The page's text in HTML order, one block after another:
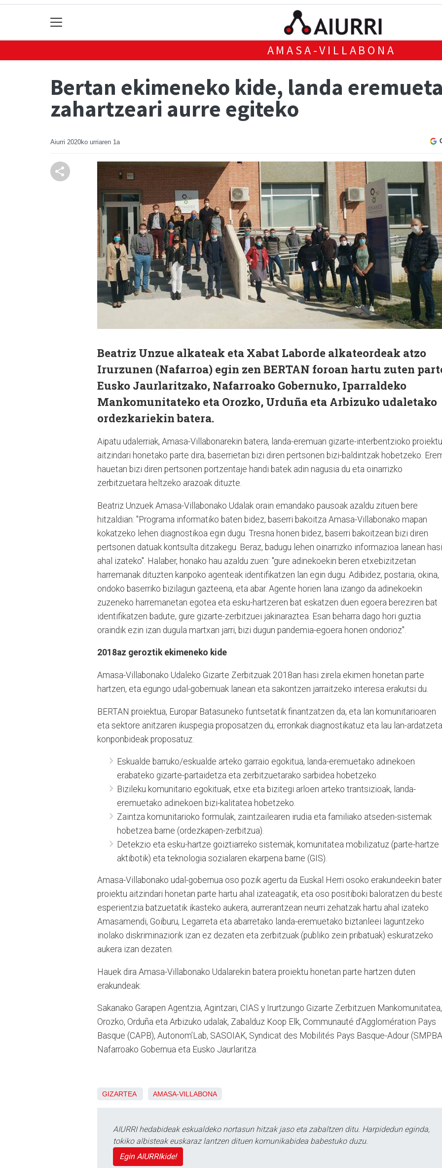
AMASA-VILLABONA
Bertan ekimeneko kide, landa
zahartzeari aurre egiteko
Aiurri 2020ko urriaren 1a
Beatriz Unzue alkateak eta Xabat Laborde alkateordeak atzo
Irurzunen (Nafarroa) egin zen BERTAN foroan hartu zuten
Eusko Jaurlaritzako, Nafarroako Gobernuko, Iparraldeko
Mankomunitateko eta Orozko, Urduña eta Arbizuko udaletako
ordezkariekin batera.
Aipatu udalerriak, Amasa-Villabonarekin batera, landa-eremuan gizarte-interbentzioko proiektu
aitzindari honetako parte dira, baserrietan bizi diren pertsonen bizi-baldintzak hobetzeko.
hauetan bizi diren pertsonen portzentaje handi batek adin nagusia du eta oinarrizko
zerbitzuetara heltzeko arazoak dituzte.
Beatriz Unzuek Amasa-Villabonako Udalak orain emandako pausoak azaldu zituen bere
hitzaldian: "Programa informatiko baten bidez, baserri bakoitza Amasa-Villabonako mapan
kokatzeko lehen diagnostikoa egin dugu. Tresna honen bidez, baserri bakoitzean bizi diren
pertsonen datuak kontsulta ditzakegu. Beraz, badugu lehen oinarrizko informazioa lanean hasi
ahal izateko". Halaber, honako hau azaldu zuen: "gure adinekoekin beren etxebizitzetan
harremanak dituzten kanpoko agenteak identifikatzen lan egin dugu. Adibidez, postaria, okina,
ondoko baserriko bizilagun gazteena, eta abar. Agente horien lana izango da adinekoekin
zuzeneko harremanetan egotea eta esku-hartzeren bat eskatzen duen egoera bereziren bat
identifikatzen badute, gure gizarte-zerbitzuei jakinaraztea. Esan beharra dago hori guztia
oraindik ezin izan dugula martxan jarri, bizi dugun pandemia-egoera honen ondorioz".
2018az geroztik ekimeneko kide
Amasa-Villabonako Udaleko Gizarte Zerbitzuak 2018an hasi zirela ekimen honetan parte
hartzen, eta egungo udal-gobernuak lanean eta sakontzen jarraitzeko interesa erakutsi du.
BERTAN proiektua, Europar Batasuneko funtsetatik finantzatzen da, eta lan komunitarioaren
eta sektore anitzaren ikuspegia proposatzen du, erronkak diagnostikatuz eta lau lan-
konponbideak proposatuz:
Eskualde barruko/eskualde arteko garraio egokitua, landa-eremuetako adinekoen
erabateko gizarte-partaidetza eta zerbitzuetarako sarbidea hobetzeko.
Bizileku komunitario egokituak, etxe eta bizitegi arloen arteko trantsizioak, landa-
eremuetako adinekoen bizi-kalitatea hobetzeko.
Zaintza komunitarioko formulak, zaintzailearen irudia eta familiako atseden-sistemak
hobetzea barne (ordezkapen-zerbitzua).
Detekzio eta esku-hartze goiztiarreko sistemak, komunitatea mobilizatuz (parte-hartze
aktibotik) eta teknologia sozialaren ekarpena barne (GIS).
Amasa-Villabonako udal-gobernua oso pozik agertu da Euskal Herri osoko erakundeekin
proiektu aitzindari honetan parte hartu ahal izateagatik, eta oso positiboki baloratzen du
esperientzia batzuetatik ikasteko aukera, aurrerantzean neurri zehatzak hartu ahal izateko
Amasamendi, Goiburu, Legarreta eta abarretako landa-eremuetako biztanleei laguntzeko
inolako diskriminaziorik izan ez dezaten eta zerbitzuak (publiko zein pribatuak) eskuratzeko
aukera izan dezaten.
Hauek dira Amasa-Villabonako Udalarekin batera proiektu honetan parte hartzen duten
erakundeak:
Sakanako Garapen Agentzia, Agintzari, CIAS y Irurtzungo Gizarte Zerbitzuen Mankomunitatea,
Orozko, Orduña eta Arbizuko udalak, Zabalduz Koop Elk, Communauté d’Agglomération Pays
Basque (CAPB), Autonom’Lab, SASOIAK, Syndicat des Mobilités Pays Basque-Adour
Nafarroako Gobernua eta Eusko Jaurlaritza.
GIZARTEA AMASA-VILLABONA
AIURRI hedabideak eskualdeko nortasun hitzak jaso eta zabaltzen ditu. Harpidedun eginda,
tokiko albisteak euskaraz lantzen dituen komunikabidea babestuko duzu.
Egin AIURRIkide!